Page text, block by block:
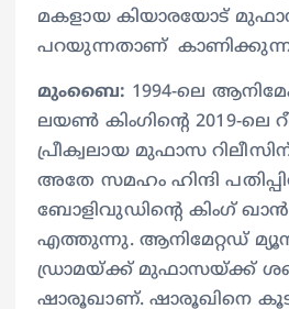
മകളായ കിയാരയോട്
പറയുന്നതാണ്
മുംബൈ: 1994-ലെ
ലയൺ കിംഗിന്‍റെ 2019-ലെ
പ്രീക്വലായ മുഫാസ
അതേ സമഹം ഹിന്ദി
ബോളിവുഡിന്‍റെ കിംഗ്
എത്തുന്നു. ആനിമേറ്റഡ്
ഡ്രാമയ്ക്ക് മുഫാസയ്ക്ക്
ഷാരൂഖാണ്. ഷാരൂഖിനെ